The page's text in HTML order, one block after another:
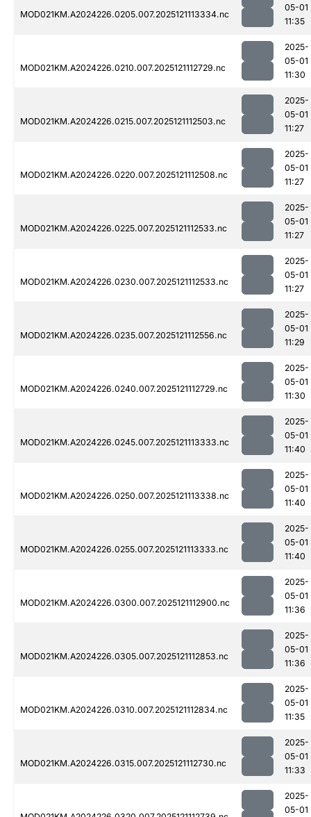
MOD021KM.A2024226.0205.007.2025121113334.nc
05-01
11:35
MOD021KM.A2024226.0210.007.2025121112729.nc
2025-
05-01
11:30
MOD021KM.A2024226.0215.007.2025121112503.nc
2025-
05-01
11:27
MOD021KM.A2024226.0220.007.2025121112508.nc
2025-
05-01
11:27
MOD021KM.A2024226.0225.007.2025121112533.nc
2025-
05-01
11:27
MOD021KM.A2024226.0230.007.2025121112533.nc
2025-
05-01
11:27
MOD021KM.A2024226.0235.007.2025121112556.nc
2025-
05-01
11:29
MOD021KM.A2024226.0240.007.2025121112729.nc
2025-
05-01
11:30
MOD021KM.A2024226.0245.007.2025121113333.nc
2025-
05-01
11:40
MOD021KM.A2024226.0250.007.2025121113338.nc
2025-
05-01
11:40
MOD021KM.A2024226.0255.007.2025121113333.nc
2025-
05-01
11:40
MOD021KM.A2024226.0300.007.2025121112900.nc
2025-
05-01
11:36
MOD021KM.A2024226.0305.007.2025121112853.nc
2025-
05-01
11:36
MOD021KM.A2024226.0310.007.2025121112834.nc
2025-
05-01
11:35
MOD021KM.A2024226.0315.007.2025121112730.nc
2025-
05-01
11:33
2025-
05-01